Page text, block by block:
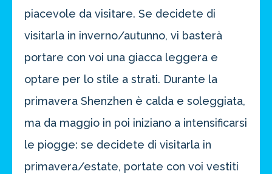
piacevole da visitare. Se decidete di
visitarla in inverno/autunno, vi basterà
portare con voi una giacca leggera e
optare per lo stile a strati. Durante la
primavera Shenzhen è calda e soleggiata,
ma da maggio in poi iniziano a intensificarsi
le piogge: se decidete di visitarla in
primavera/estate, portate con voi vestiti